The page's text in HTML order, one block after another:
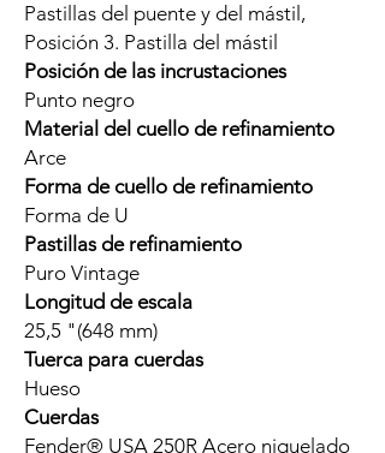
Pastillas del puente y del mástil,
Posición 3. Pastilla del mástil
Posición de las incrustaciones
Punto negro
Material del cuello de refinamiento
Arce
Forma de cuello de refinamiento
Forma de U
Pastillas de refinamiento
Puro Vintage
Longitud de escala
25,5 "(648 mm)
Tuerca para cuerdas
Hueso
Cuerdas
Fender® USA 250R Acero niquelado